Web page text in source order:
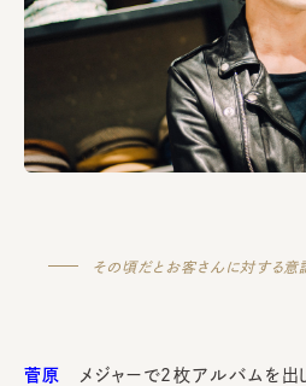
その頃だとお客さんに対する意
菅原
メジャーで2枚アルバムを出